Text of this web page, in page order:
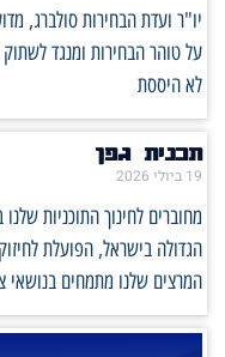
יו"ר ועדת הבחירות סולברג,
לא היססת
תכנית גפן
19 ביולי 2026
מחוברים לחינוך התוכניות
הגדולה בישראל, הפועלת
המרצים שלנו מתמחים בנושאי